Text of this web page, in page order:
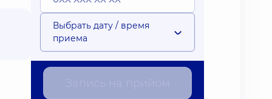
Выбрать дату / время
приема